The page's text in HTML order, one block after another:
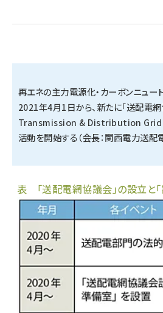
ngn (285)
大串 (226)
aitras (192)
タンデム (154)
再エネの主力電源化・カーボンニュー
2021年4月1日から、新たに「送配電網
Transmission & Distribution Grid
活動を開始する（会長：関西電力送配
表 「送配電網協議会」の設立と